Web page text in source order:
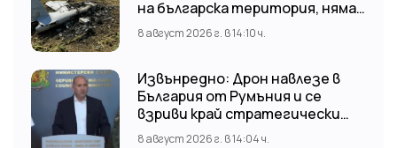
на българска територия, няма
щети
8 август 2026 г. в 14:10 ч.
Извънредно: Дрон навлезе в
България от Румъния и се
взриви край стратегически
обект
8 август 2026 г. в 14:04 ч.